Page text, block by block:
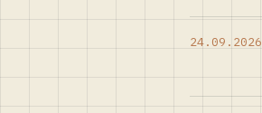
24.09.2026